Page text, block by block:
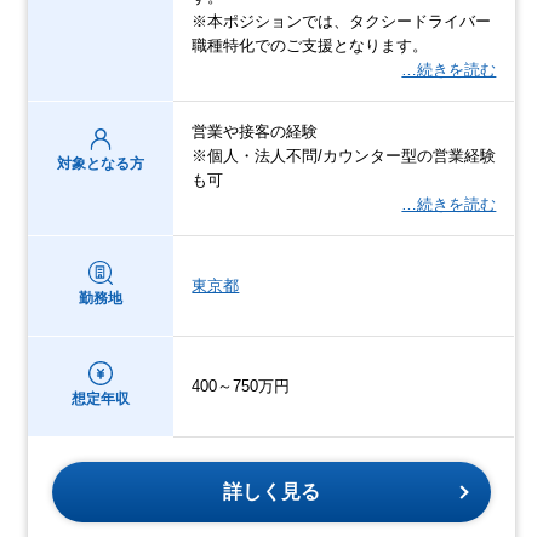
※本ポジションでは、タクシードライバー
職種特化でのご支援となります。
…続きを読む
対象となる方
営業や接客の経験
※個人・法人不問/カウンター型の営業経験
も可
…続きを読む
勤務地
東京都
想定年収
400～750万円
詳しく見る